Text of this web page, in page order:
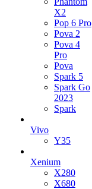
X2
Pop 6 Pro
Pova 2
Pova 4
Pro
Pova
Spark 5
Spark Go
2023
Spark
Vivo
Y35
Xenium
X280
X680